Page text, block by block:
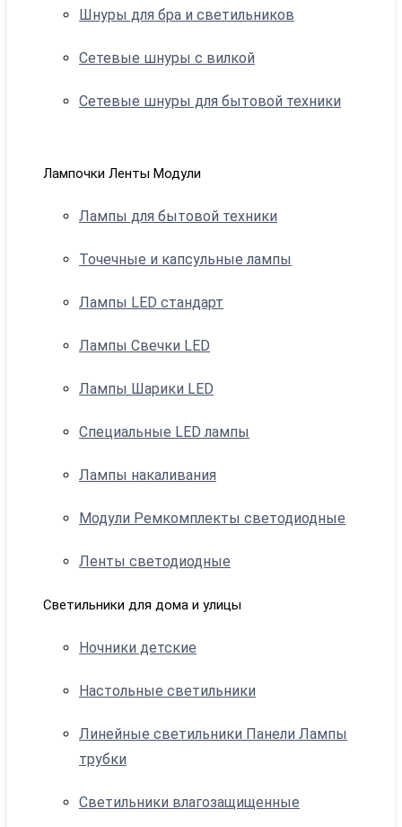
Шнуры для бра и светильников
Сетевые шнуры с вилкой
Сетевые шнуры для бытовой техники
Лампочки Ленты Модули
Лампы для бытовой техники
Точечные и капсульные лампы
Лампы LED стандарт
Лампы Свечки LED
Лампы Шарики LED
Специальные LED лампы
Лампы накаливания
Модули Ремкомплекты светодиодные
Ленты светодиодные
Светильники для дома и улицы
Ночники детские
Настольные светильники
Линейные светильники Панели Лампы
трубки
Светильники влагозащищенные